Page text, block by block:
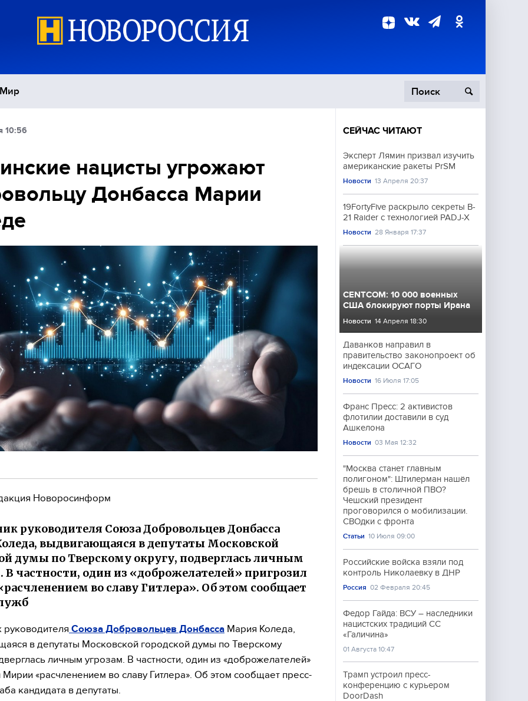
Мир
Экономика
Происшествия
10:56
нацисты угрожают
Донбасса Марии
Новоросинформ
руководителя Союза Добровольцев Донбасса
выдвигающаяся в депутаты Московской
думы по Тверскому округу, подверглась личным
В частности, один из «доброжелателей» пригрозил
во славу Гитлера». Об этом сообщает
Союза Добровольцев Донбасса Мария Коледа,
в депутаты Московской городской думы по Тверскому
личным угрозам. В частности, один из «доброжелателей»
Мирии «расчленением во славу Гитлера». Об этом сообщает пресс-
кандидата в депутаты.
СЕЙЧАС ЧИТАЮТ
Эксперт Лямин призвал изучить
американские ракеты PrSM
Новости 13 Апреля 20:37
19FortyFive раскрыло секреты B-
21 Raider с технологией PADJ-X
Новости 28 Января 17:37
CENTCOM: 10 000 военных
США блокируют порты Ирана
Новости 14 Апреля 18:30
Даванков направил в
правительство законопроект об
индексации ОСАГО
Новости 16 Июля 17:05
Франс Пресс: 2 активистов
флотилии доставили в суд
Ашкелона
Новости 03 Мая 12:32
"Москва станет главным
полигоном": Штилерман нашёл
брешь в столичной ПВО?
Чешский президент
проговорился о мобилизации.
СВОдки с фронта
Статьи 10 Июля 09:00
Российские войска взяли под
контроль Николаевку в ДНР
Россия 02 Февраля 20:45
Федор Гайда: ВСУ – наследники
нацистских традиций СС
«Галичина»
01 Августа 10:47
Трамп устроил пресс-
конференцию с курьером
DoorDash